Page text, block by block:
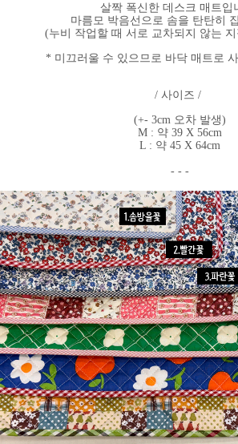
살짝 폭신한 데스크 매트입
마름모 박음선으로 솜을 탄탄히
(누비 작업할 때 서로 교차되지 않는
* 미끄러울 수 있으므로 바닥 매트로
/ 사이즈 /
(+- 3cm 오차 발생)
M : 약 39 X 56cm
L : 약 45 X 64cm
- - -